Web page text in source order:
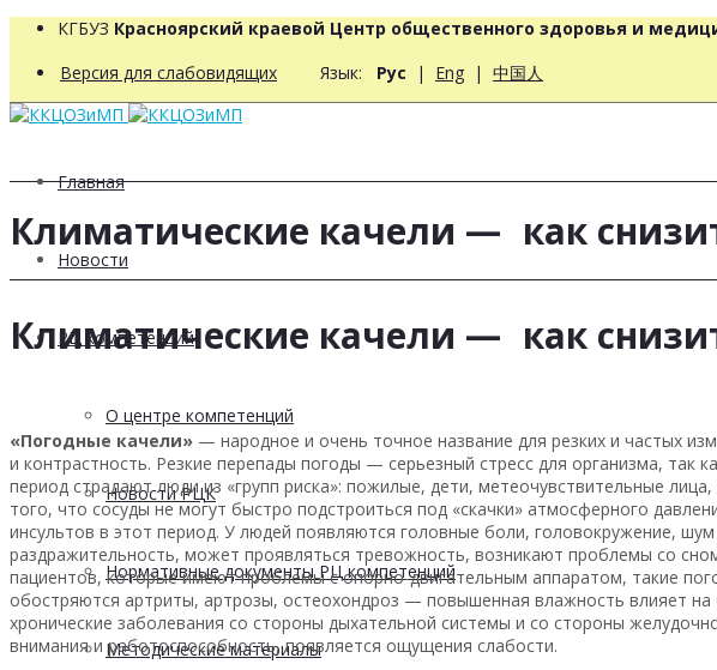
КГБУЗ Красноярский краевой Центр общественного здоровья и
Версия для слабовидящих Язык: Рус | Eng | 中国人
Главная
Новости
РЦ компетенций
О центре компетенций
Новости РЦК
Нормативные документы РЦ компетенций
Методические материалы
Климатические качели — как
Климатические качели — как
«Погодные качели» — народное и очень точное название для резких и частых
и контрастность. Резкие перепады погоды — серьезный стресс для организма, так
период страдают люди из «групп риска»: пожилые, дети, метеочувствительные
того, что сосуды не могут быстро подстроиться под «скачки» атмосферного
инсультов в этот период. У людей появляются головные боли, головокружение,
раздражительность, может проявляться тревожность, возникают проблемы со
пациентов, которые имеют проблемы с опорно-двигательным аппаратом, такие
обостряются артриты, артрозы, остеохондроз — повышенная влажность влияет на
хронические заболевания со стороны дыхательной системы и со стороны
внимания и работоспособность, появляется ощущения слабости.